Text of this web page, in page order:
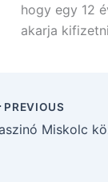
hogy egy 12
akarja
PREVIOUS